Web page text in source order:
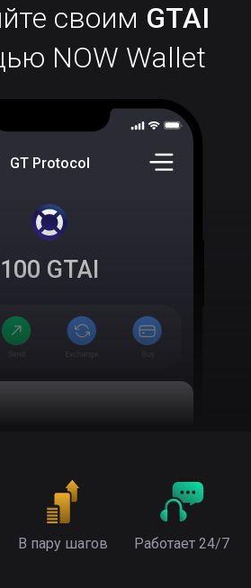
своим GTAI
NOW Wallet
GT Protocol
100 GTAI
В пару шагов Работает 24/7